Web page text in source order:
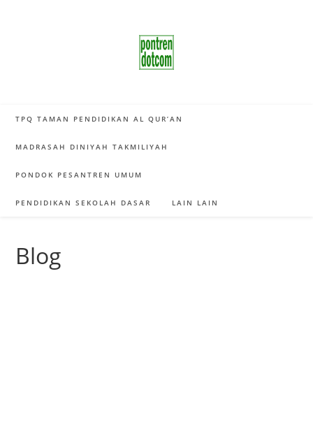
TPQ TAMAN PENDIDIKAN AL QUR’AN
MADRASAH DINIYAH TAKMILIYAH
PONDOK PESANTREN UMUM
PENDIDIKAN SEKOLAH DASAR LAIN LAIN
Blog